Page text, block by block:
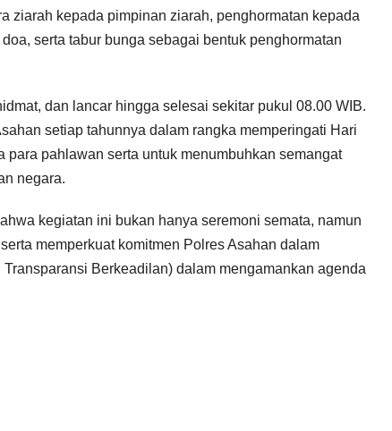
ziarah kepada pimpinan ziarah, penghormatan kepada
serta tabur bunga sebagai bentuk penghormatan
dan lancar hingga selesai sekitar pukul 08.00 WIB.
setiap tahunnya dalam rangka memperingati Hari
pahlawan serta untuk menumbuhkan semangat
negara.
kegiatan ini bukan hanya seremoni semata, namun
memperkuat komitmen Polres Asahan dalam
Berkeadilan) dalam mengamankan agenda